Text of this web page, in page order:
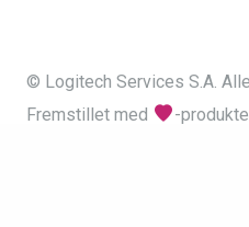
© Logitech Services S.A.
Fremstillet med
-